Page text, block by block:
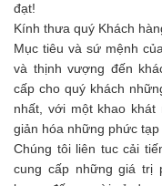
đạt!
Kính thưa quý Khách
Mục tiêu và sứ mệnh
và thịnh vượng đến
cấp cho quý khách
nhất, với một khao
giản hóa những phức
Chúng tôi liên tuc cải
cung cấp những giá